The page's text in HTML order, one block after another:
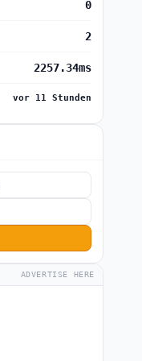
0
2
2257.34ms
vor 11 Stunden
ADVERTISE HERE